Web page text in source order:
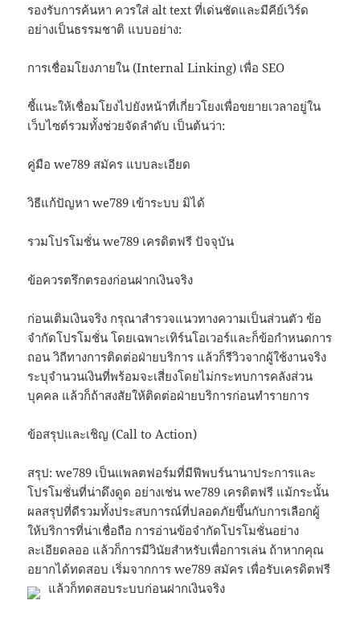
รองรับการค้นหา ควรใส่ alt text ที่เด่นชัดและมีคีย์เวิร์ด
อย่างเป็นธรรมชาติ แบบอย่าง:
การเชื่อมโยงภายใน (Internal Linking) เพื่อ SEO
ชี้แนะให้เชื่อมโยงไปยังหน้าที่เกี่ยวโยงเพื่อขยายเวลาอยู่ใน
เว็บไซต์รวมทั้งช่วยจัดลำดับ เป็นต้นว่า:
คู่มือ we789 สมัคร แบบละเอียด
วิธีแก้ปัญหา we789 เข้าระบบ มิได้
รวมโปรโมชั่น we789 เครดิตฟรี ปัจจุบัน
ข้อควรตรึกตรองก่อนฝากเงินจริง
ก่อนเติมเงินจริง กรุณาสำรวจแนวทางความเป็นส่วนตัว ข้อ
จำกัดโปรโมชั่น โดยเฉพาะเทิร์นโอเวอร์และก็ข้อกำหนดการ
ถอน วิถีทางการติดต่อฝ่ายบริการ แล้วก็รีวิวจากผู้ใช้งานจริง
ระบุจำนวนเงินที่พร้อมจะเสี่ยงโดยไม่กระทบการคลังส่วน
บุคคล แล้วก็ถ้าสงสัยให้ติดต่อฝ่ายบริการก่อนทำรายการ
ข้อสรุปและเชิญ (Call to Action)
สรุป: we789 เป็นแพลตฟอร์มที่มีฟีพบร์นานาประการและ
โปรโมชั่นที่น่าดึงดูด อย่างเช่น we789 เครดิตฟรี แม้กระนั้น
ผลสรุปที่ดีรวมทั้งประสบการณ์ที่ปลอดภัยขึ้นกับการเลือกผู้
ให้บริการที่น่าเชื่อถือ การอ่านข้อจำกัดโปรโมชั่นอย่าง
ละเอียดลออ แล้วก็การมีวินัยสำหรับเพื่อการเล่น ถ้าหากคุณ
อยากได้ทดสอบ เริ่มจากการ we789 สมัคร เพื่อรับเครดิตฟรี
แล้วก็ทดสอบระบบก่อนฝากเงินจริง